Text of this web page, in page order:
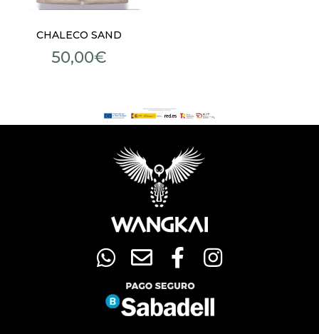
CHALECO SAND
50,00€